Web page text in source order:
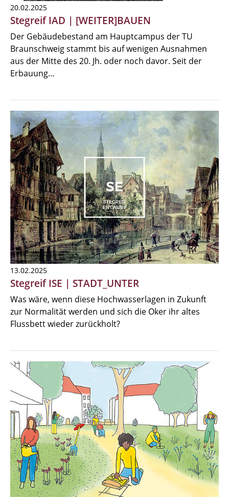
20.02.2025
Stegreif IAD | [WEITER]BAUEN
Der Gebäudebestand am Hauptcampus der TU
Braunschweig stammt bis auf wenigen Ausnahmen
aus der Mitte des 20. Jh. oder noch davor. Seit der
Erbauung…
13.02.2025
Stegreif ISE | STADT_UNTER
Was wäre, wenn diese Hochwasserlagen in Zukunft
zur Normalität werden und sich die Oker ihr altes
Flussbett wieder zurückholt?